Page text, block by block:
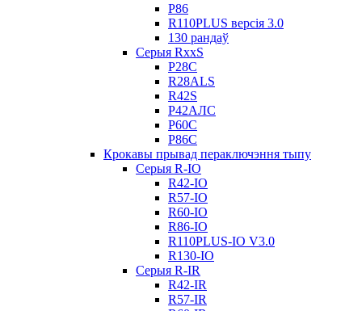
Р86
R110PLUS версія 3.0
130 рандаў
Серыя RxxS
Р28С
R28ALS
R42S
Р42АЛС
Р60С
Р86С
Крокавы прывад пераключэння тыпу
Серыя R-IO
R42-IO
R57-IO
R60-IO
R86-IO
R110PLUS-IO V3.0
R130-IO
Серыя R-IR
R42-IR
R57-IR